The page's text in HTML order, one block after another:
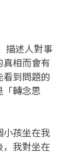
描述人對事
相而會有
到問題的
轉念思
小孩坐在我
我對坐在